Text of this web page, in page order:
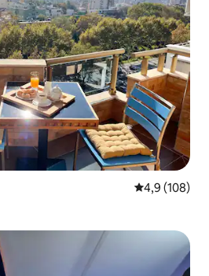
Gemiddelde
4,9 (108)